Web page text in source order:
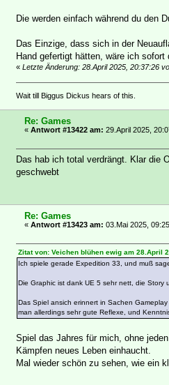
Die werden einfach während du den
Das Einzige, dass sich in der
Hand gefertigt hätten, wäre ich sofort
« Letzte Änderung: 28.April 2025, 20:37:26
Wait till Biggus Dickus hears of this.
Re: Games
« Antwort #13422 am: 29.April 2025,
Das hab ich total verdrängt. Klar die
geschwebt
Re: Games
« Antwort #13423 am: 03.Mai 2025,
Zitat von: Veichen blühen ewig am 28.April
Ich spiele gerade Expedition 33, und muß
Die Graphic ist dank UE 5 sehr nett, die Story
Das Spiel ansich erinnert in Sachen
man allerdings sehr gute Reflexe, und
Spiel das Jahres für mich, ohne
Kämpfen neues Leben einhaucht.
Mal wieder schön zu sehen, wie ein